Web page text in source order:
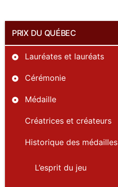
PRIX DU QUÉBEC
Lauréates et lauréats
Cérémonie
Médaille
Créatrices et créateurs
Historique des médailles
L’esprit du jeu